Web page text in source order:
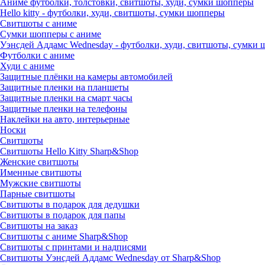
Аниме футболки, толстовки, свитшоты, худи, сумки шопперы
Hello kitty - футболки, худи, свитшоты, сумки шопперы
Свитшоты с аниме
Сумки шопперы с аниме
Уэнсдей Аддамс Wednesday - футболки, худи, свитшоты, сумки
Футболки с аниме
Худи с аниме
Защитные плёнки на камеры автомобилей
Защитные пленки на планшеты
Защитные пленки на смарт часы
Защитные пленки на телефоны
Наклейки на авто, интерьерные
Носки
Свитшоты
Cвитшоты Hello Kitty Sharp&Shop
Женские свитшоты
Именные свитшоты
Мужские свитшоты
Парные свитшоты
Свитшоты в подарок для дедушки
Свитшоты в подарок для папы
Свитшоты на заказ
Свитшоты с аниме Sharp&Shop
Свитшоты с принтами и надписями
Свитшоты Уэнсдей Аддамс Wednesday от Sharp&Shop